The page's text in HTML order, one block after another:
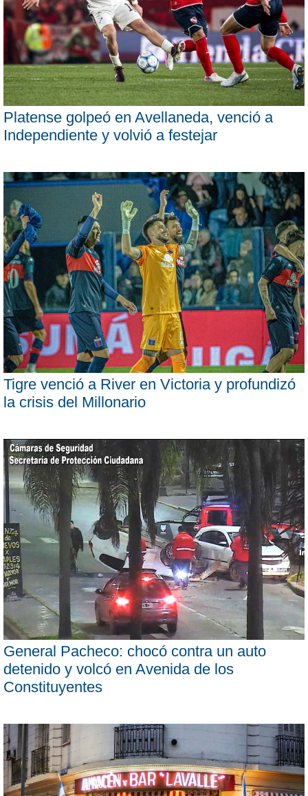
Platense golpeó en Avellaneda, venció a
Independiente y volvió a festejar
Tigre venció a River en Victoria y profundizó
la crisis del Millonario
General Pacheco: chocó contra un auto
detenido y volcó en Avenida de los
Constituyentes